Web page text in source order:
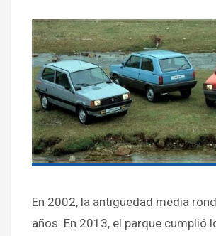
En 2002, la antigüedad media
años. En 2013, el parque cumplió